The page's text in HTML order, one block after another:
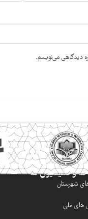
دیدگاهی می‌نویسم.
ها و کمیسیون ها
شهرستان
های ملی